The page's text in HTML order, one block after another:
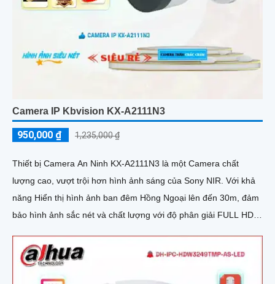
Camera IP Kbvision KX-A2111N3
950,000 ₫ 1,235,000 ₫
Thiết bị Camera An Ninh KX-A2111N3 là một Camera chất
lượng cao, vượt trội hơn hình ảnh sáng của Sony NIR. Với khả
năng Hiển thị hình ảnh ban đêm Hồng Ngoại lên đến 30m, đảm
bảo hình ảnh sắc nét và chất lượng với độ phân giải FULL HD